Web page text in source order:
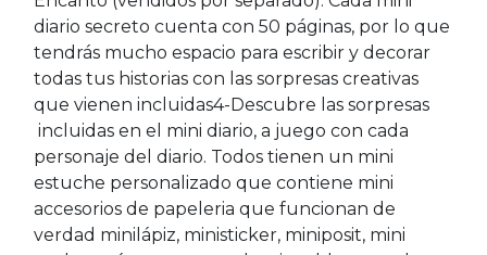
diario secreto cuenta con 50 páginas, por lo que
tendrás mucho espacio para escribir y decorar
todas tus historias con las sorpresas creativas
que vienen incluidas4-Descubre las sorpresas
incluidas en el mini diario, a juego con cada
personaje del diario. Todos tienen un mini
estuche personalizado que contiene mini
accesorios de papeleria que funcionan de
verdad minilápiz, ministicker, miniposit, mini